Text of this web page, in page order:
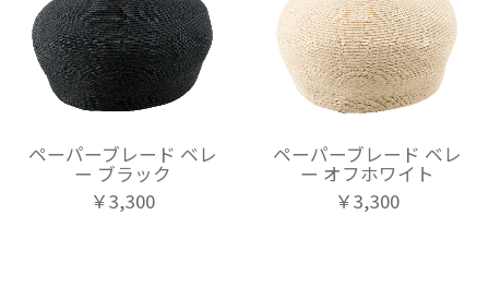
ペーパーブレード ベレ
ー ブラック
￥3,300
ペーパーブレード ベレ
ー オフホワイト
￥3,300